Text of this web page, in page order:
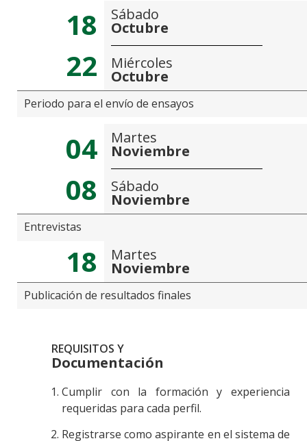
18
22
Sábado
Octubre
Miércoles
Octubre
Periodo para el envío de ensayos
04
08
Martes
Noviembre
Sábado
Noviembre
Entrevistas
18 Martes
Noviembre
Publicación de resultados finales
REQUISITOS Y
Documentación
Cumplir con la formación y experiencia
requeridas para cada perfil.
Registrarse como aspirante en el sistema de